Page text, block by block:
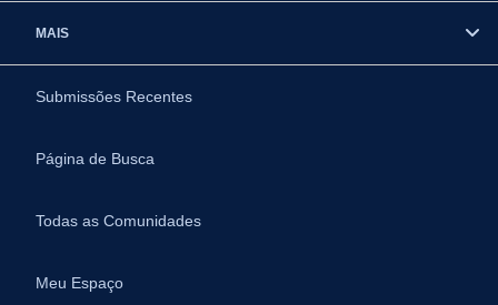
MAIS
Submissões Recentes
Página de Busca
Todas as Comunidades
Meu Espaço